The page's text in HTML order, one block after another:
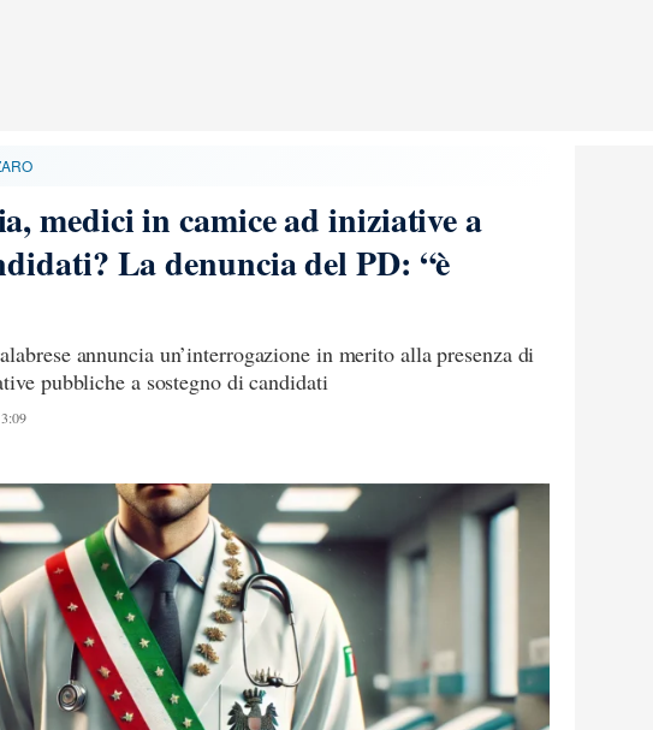
medici in camice ad iniziative a
La denuncia del PD: “è
annuncia un’interrogazione in merito alla presenza di
pubbliche a sostegno di candidati